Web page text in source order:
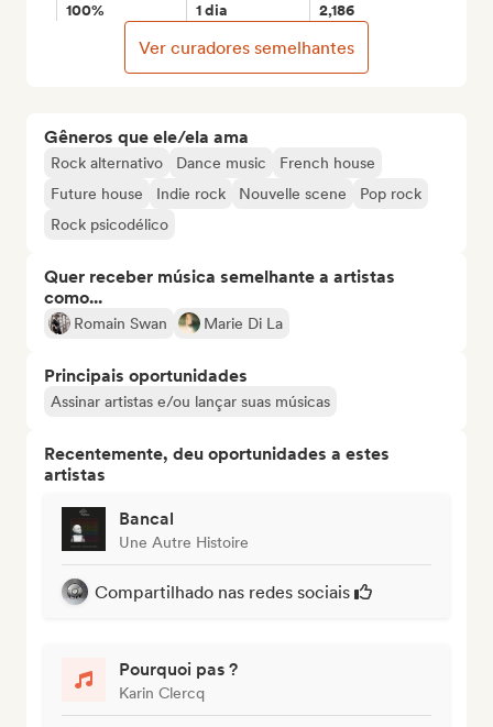
Gêneros que ele/ela ama
Rock alternativo Dance music
French house
Future house
Indie rock Nouvelle scene
Pop rock
Rock psicodélico
Quer receber música semelhante a artistas
como...
Romain Swan Marie Di La
Principais oportunidades
Assinar artistas e/ou lançar suas músicas
Recentemente, deu oportunidades a estes
artistas
Bancal
Une Autre Histoire
Compartilhado nas redes sociais
Pourquoi pas ?
Karin Clercq
100% 1 dia 2,186
Ver curadores semelhantes